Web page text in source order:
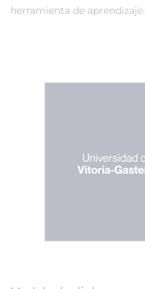
herramienta de aprendizaje.